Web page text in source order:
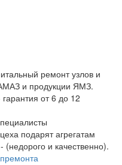
ремонт узлов и
и продукции ЯМЗ.
от 6 до 12
подарят агрегатам
и качественно).